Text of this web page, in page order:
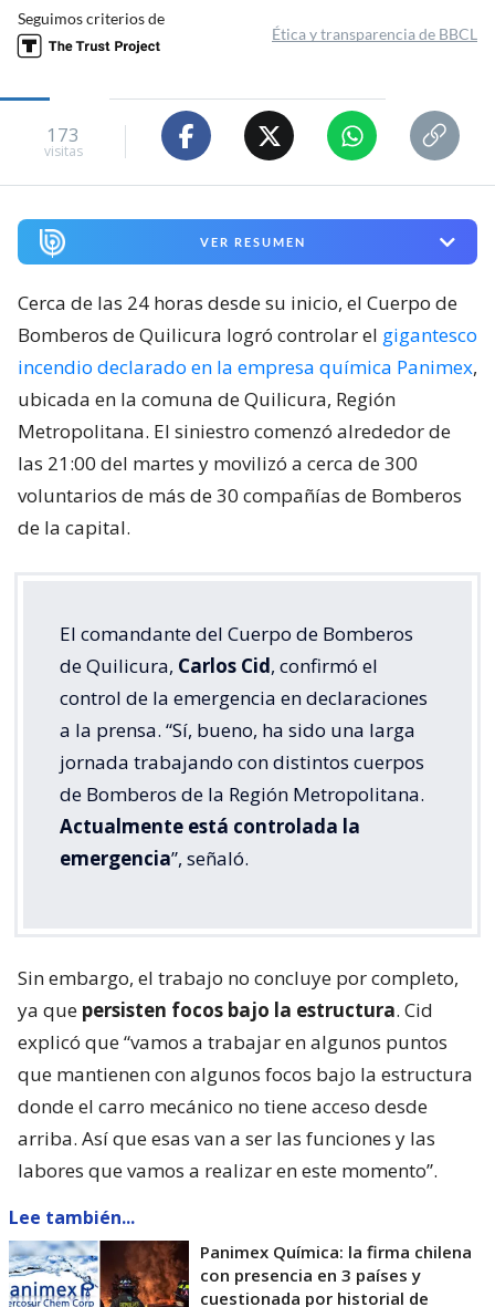
Seguimos criterios de
Ética y transparencia de BBCL
173
visitas
VER RESUMEN
Cerca de las 24 horas desde su inicio, el Cuerpo de
Bomberos de Quilicura logró controlar el gigantesco
incendio declarado en la empresa química Panimex,
ubicada en la comuna de Quilicura, Región
Metropolitana. El siniestro comenzó alrededor de
las 21:00 del martes y movilizó a cerca de 300
voluntarios de más de 30 compañías de Bomberos
de la capital.
El comandante del Cuerpo de Bomberos
de Quilicura, Carlos Cid, confirmó el
control de la emergencia en declaraciones
a la prensa. “Sí, bueno, ha sido una larga
jornada trabajando con distintos cuerpos
de Bomberos de la Región Metropolitana.
Actualmente está controlada la
emergencia”, señaló.
Sin embargo, el trabajo no concluye por completo,
ya que persisten focos bajo la estructura. Cid
explicó que “vamos a trabajar en algunos puntos
que mantienen con algunos focos bajo la estructura
donde el carro mecánico no tiene acceso desde
arriba. Así que esas van a ser las funciones y las
labores que vamos a realizar en este momento”.
Lee también...
Panimex Química: la firma chilena
con presencia en 3 países y
cuestionada por historial de